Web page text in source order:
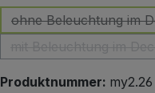
ohne Beleuchtung im
(Diese
Produktnummer: my2.26